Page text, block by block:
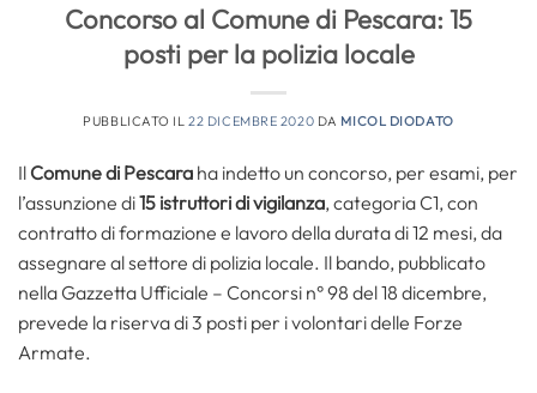
Concorso al Comune di Pescara: 15
posti per la polizia locale
PUBBLICATO IL22 DICEMBRE 2020 DA MICOL DIODATO
Il Comune di Pescara ha indetto un concorso, per esami, per
l’assunzione di15 istruttori di vigilanza, categoria C1, con
contratto di formazione e lavoro della durata di 12 mesi, da
assegnare al settore di polizia locale. Il bando, pubblicato
nella Gazzetta Ufficiale – Concorsi n° 98 del 18 dicembre,
prevede la riserva di 3 posti per i volontari delle Forze
Armate.